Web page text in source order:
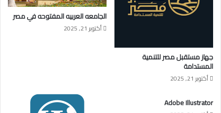
جهاز مستقبل مصر للتنمية
المستدامة
أكتوبر 21, 2025
الجامعه العربيه المفتوحه في مصر
أكتوبر 21, 2025
Adobe Illustrator